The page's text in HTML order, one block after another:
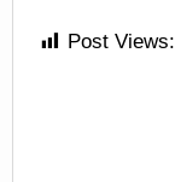
Post Views: